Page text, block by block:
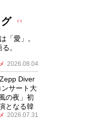
「愛」。
。
2026.08.04
Diver
サート大
の夜」初
となる韓
2026.07.31